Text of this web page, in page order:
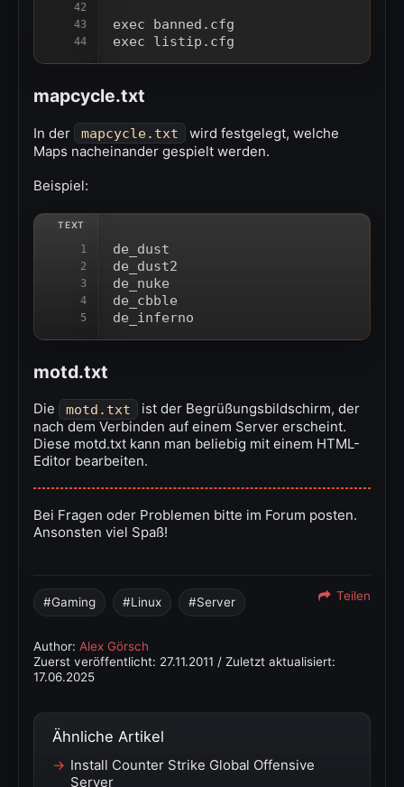
42
43
44
exec banned.cfg
exec listip.cfg
mapcycle.txt
In der mapcycle.txt
wird festgelegt, welche
Maps nacheinander gespielt werden.
Beispiel:
1
2
3
4
5
de_dust
de_dust2
de_nuke
de_cbble
de_inferno
motd.txt
Die motd.txt
ist der Begrüßungsbildschirm, der
nach dem Verbinden auf einem Server erscheint.
Diese motd.txt kann man beliebig mit einem HTML-
Editor bearbeiten.
Bei Fragen oder Problemen bitte im Forum posten.
Ansonsten viel Spaß!
Teilen
Gaming Linux Server
Author: Alex Görsch
Zuerst veröffentlicht: 27.11.2011 / Zuletzt aktualisiert:
17.06.2025
Ähnliche Artikel
Install Counter Strike Global Offensive
Server